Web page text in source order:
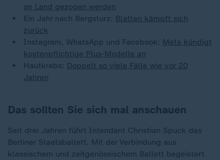
an Land gezogen werden
Ein Jahr nach Bergsturz: Blatten kämpft sich
zurück
Instagram, WhatsApp und Facebook: Meta kündigt
kostenpflichtige Plus-Modelle an
Hautkrebs: Doppelt so viele Fälle wie vor 20
Jahren
Das sollten Sie sich mal anschauen
Seit drei Jahren führt Intendant Christian Spuck das
Berliner Staatsballett. Mit der Verbindung aus
klassischem und zeitgenössischem Ballett begeistert